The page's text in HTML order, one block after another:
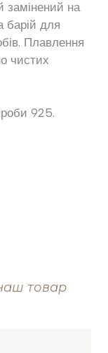
замінений на
барій для
Плавлення
чистих
925.
товар